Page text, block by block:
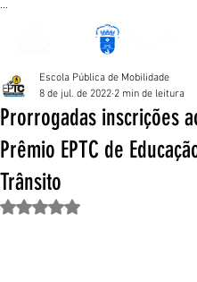
Prorrogadas inscrições
Prêmio EPTC de
Trânsito
Escola Pública de Mobilidade
8 de jul. de 2022 2 min de leitura
Avaliado com NaN de 5